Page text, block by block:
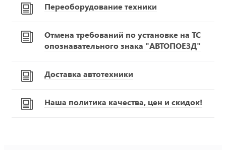
Переоборудование техники
Отмена требований по установке на ТС
опознавательного знака "АВТОПОЕЗД"
Доставка автотехники
Наша политика качества, цен и скидок!